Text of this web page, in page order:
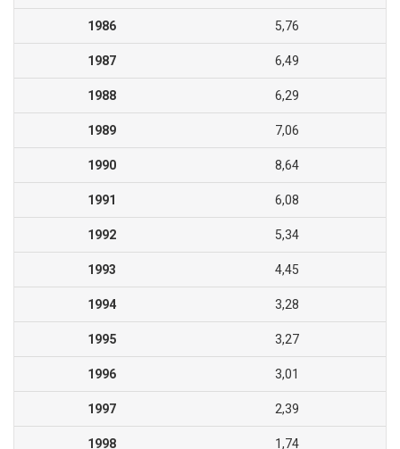
1986 5,76
1987 6,49
1988 6,29
1989 7,06
1990 8,64
1991 6,08
1992 5,34
1993 4,45
1994 3,28
1995 3,27
1996 3,01
1997 2,39
1998 1,74